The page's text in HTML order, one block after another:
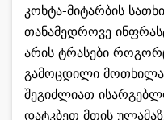
კოხტა-მიტარბის
თანამედროვე
არის ტრასები
გამოცდილი
შეგიძლიათ
დატკბეთ მთის